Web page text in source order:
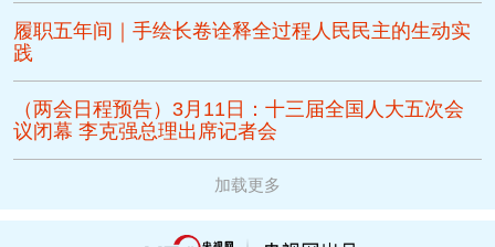
履职五年间｜手绘长卷诠释全过程人民民主的生动实
践
（两会日程预告）3月11日：十三届全国人大五次会
议闭幕 李克强总理出席记者会
加载更多